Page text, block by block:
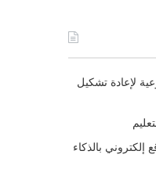
لإعادة تشكيل
بالذكاء